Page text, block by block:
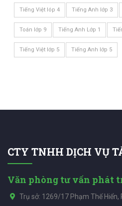
Tiếng Việt lóp 4 Tiếng Anh lớp 3
Toán lớp 9 Tiếng Anh Lớp 1
Tiếng Việt lớp 5 Tiếng Anh lớp 5
CTY TNHH DỊCH VỤ
Văn phòng tư vấn phát
Trụ sở: 1269/17 Phạm Thế Hiển,